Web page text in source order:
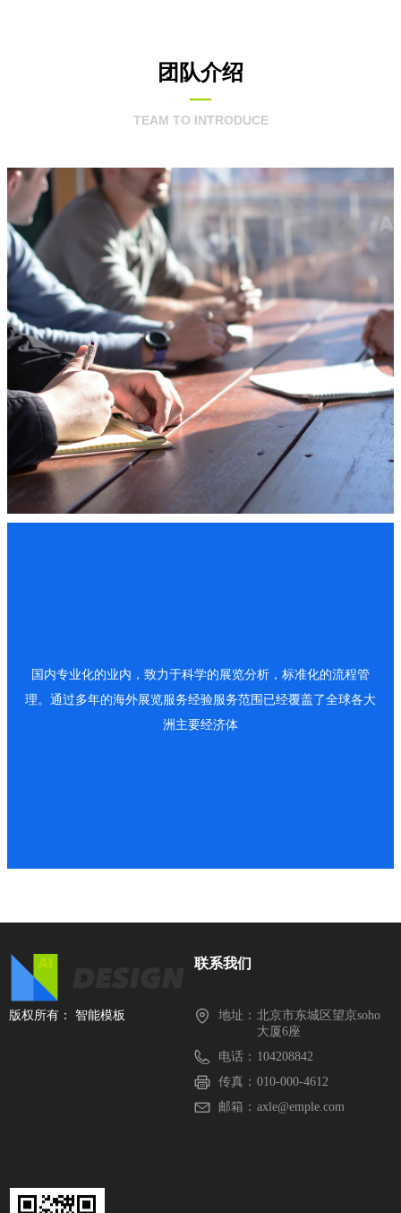
TEAM TO INTRODUCE
团队介绍
国内专业化的业内，致力于科学的展览分析，标准化的流程管
理。通过多年的海外展览服务经验服务范围已经覆盖了全球各大
洲主要经济体
联系我们
地址： 北京市东城区望京soho
大厦6座
电话： 104208842
传真： 010-000-4612
邮箱： axle@emple.com
版权所有： 智能模板